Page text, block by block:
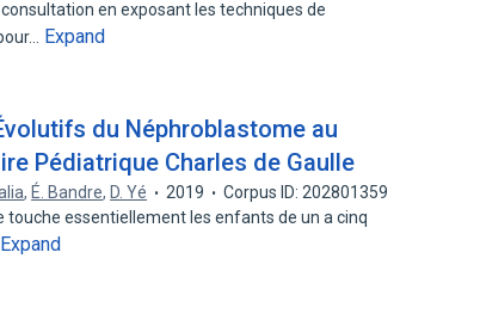
en exposant les techniques de
Expand
du Néphroblastome au
Pédiatrique Charles de Gaulle
, É. Bandre, D. Yé 2019
Corpus ID: 202801359
touche essentiellement les enfants de un a cinq
Expand